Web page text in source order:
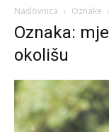
Naslovnica Oznake
Oznaka:
okolišu